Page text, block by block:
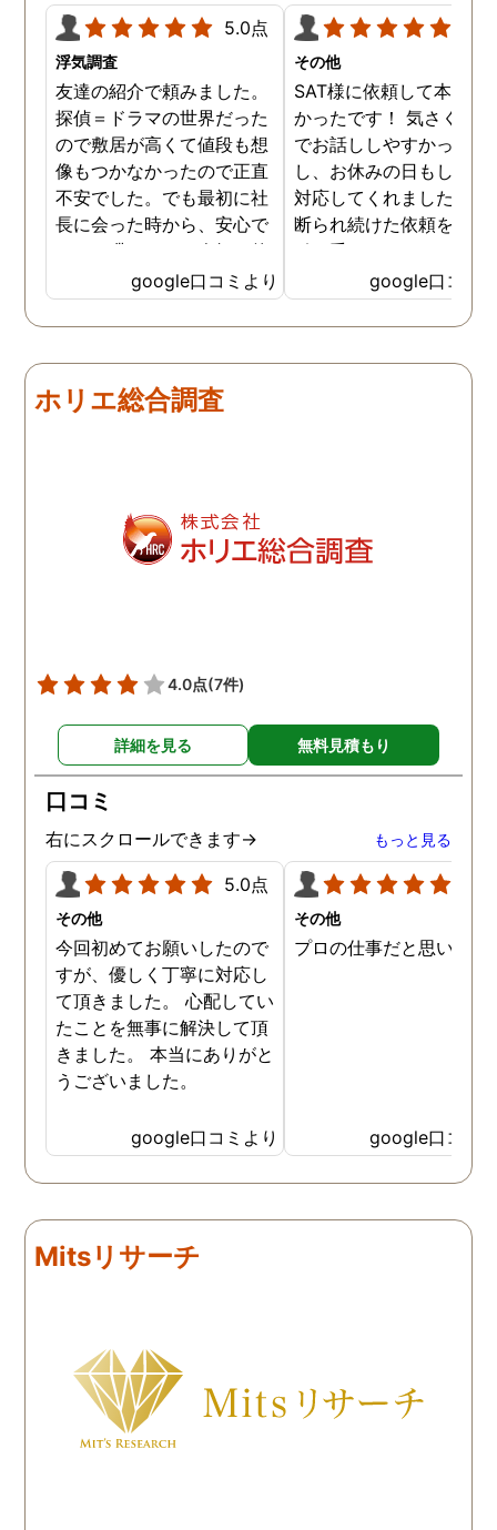
5.0点
浮気調査
友達の紹介で頼みました。
探偵＝ドラマの世界だった
ので敷居が高くて値段も想
像もつかなかったので正直
不安でした。でも最初に社
長に会った時から、安心で
きる・喋りやすい人柄。的
確な値段。その場で決めま
した。私は浮気調査だった
のですが、早く証拠が撮れ
た。何でも相談に乗ってく
れる社長。完璧な仕事をし
くれて心強かったです。探
偵かぁ…って考えてる人は
お薦めします。離婚までは
google口コミより
その他
SAT様に依頼して本当に
かったです！ 気さくな
でお話ししやすかったで
し、お休みの日もしっか
対応してくれました。
断られ続けた依頼をすぐ
引き受けてくれて、精神
にものすごく助けられま
た。 感謝しています。
当にありがとうございま
google口コミ
ホリエ総合調査
4.0点(7件)
詳細を見る 無料見積もり
口コミ
右にスクロールできます→ もっと見る
5.0点
その他
今回初めてお願いしたので
すが、優しく丁寧に対応し
て頂きました。 心配してい
たことを無事に解決して頂
きました。 本当にありがと
うございました。
google口コミより
その他
プロの仕事だと思います
google口コミ
Mitsリサーチ